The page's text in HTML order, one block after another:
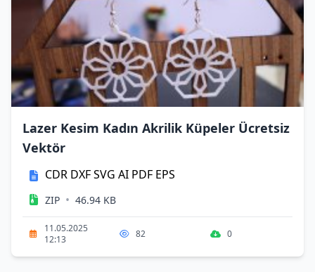
Lazer Kesim Kadın Akrilik Küpeler Ücretsiz
Vektör
CDR DXFSVG AI PDF EPS
ZIP • 46.94 KB
11.05.2025
12:13
82 0